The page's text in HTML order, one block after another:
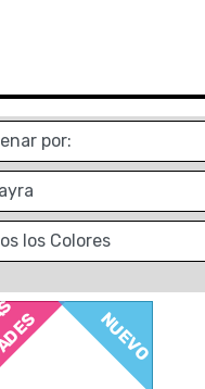
NUEVO